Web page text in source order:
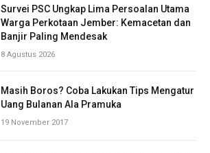
Survei PSC Ungkap Lima Persoalan Utama
Warga Perkotaan Jember: Kemacetan dan
Banjir Paling Mendesak
8 Agustus 2026
Masih Boros? Coba Lakukan Tips Mengatur
Uang Bulanan Ala Pramuka
19 November 2017